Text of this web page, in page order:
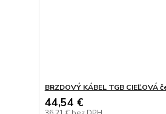
BRZDOVÝ KÁBEL TGB CIEĽOVÁ
44,54 €